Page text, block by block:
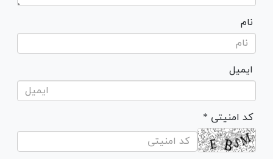
نام
ایمیل
* کد امنیتی